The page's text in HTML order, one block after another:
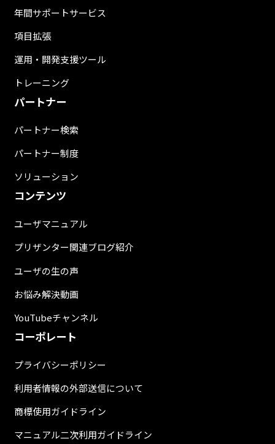
年間サポートサービス
項目拡張
運用・開発支援ツール
トレーニング
パートナー
パートナー検索
パートナー制度
ソリューション
コンテンツ
ユーザマニュアル
プリザンター関連ブログ紹介
ユーザの生の声
お悩み解決動画
YouTubeチャンネル
コーポレート
プライバシーポリシー
利用者情報の外部送信について
商標使用ガイドライン
マニュアル二次利用ガイドライン